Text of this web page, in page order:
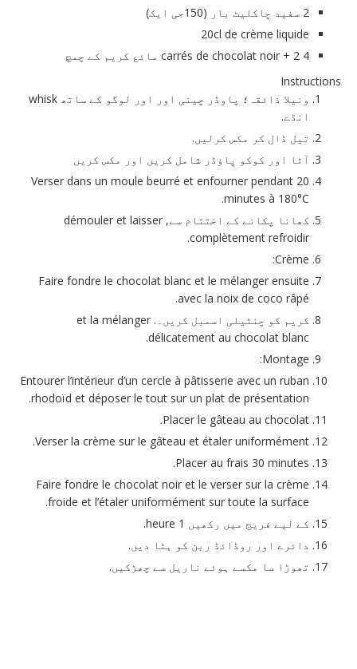
2 سفید چاکلیٹ بار (150جی ایک)
20cl de crème liquide
4 carrés de chocolat noir + 2 مائع کریم کے چمچ
Instructions
ونیلا ذائقہ؛ پاوڈر چینی اور اور لوگو کے ساتھ whisk
انڈے.
تیل ڈال کر مکس کرلیں.
آٹا اور کوکو پاؤڈر شامل کریں اور مکس کریں
Verser dans un moule beurré et enfourner pendant 20
minutes à 180°C.
کھانا پکانے کے اختتام سے, démouler et laisser
complètement refroidir
.
Crème:
Faire fondre le chocolat blanc et le mélanger ensuite
avec la noix de coco râpé
.
کریم کو چنٹیلی اسمبل کریں۔. et la mélanger
délicatement au chocolat blanc
.
Montage:
Entourer l’intérieur d’un cercle à pâtisserie avec un ruban
rhodoïd et déposer le tout sur un plat de présentation
.
Placer le gâteau au chocolat
.
Verser la crème sur le gâteau et étaler uniformément
.
Placer au frais 30 minutes.
Faire fondre le chocolat noir et le verser sur la crème
froide et l’étaler uniformément sur toute la surface
.
کے لیے فریج میں رکھیں 1 heure.
دائرے اور روڈائڈ ربن کو ہٹا دیں.
تھوڑا سا مکسے ہوئے ناریل سے چھڑکیں.